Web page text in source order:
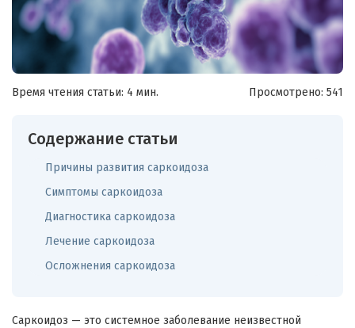
Время чтения статьи: 4 мин. Просмотрено: 541
Содержание статьи
Причины развития саркоидоза
Симптомы саркоидоза
Диагностика саркоидоза
Лечение саркоидоза
Осложнения саркоидоза
Саркоидоз — это системное заболевание неизвестной